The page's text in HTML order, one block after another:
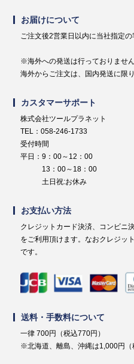
お届けについて
ご注文後2営業日以内に当社指定の
※海外への発送は行っておりません
海外からご注文は、国内発送に限
カスタマーサポート
株式会社ツールプラネット
TEL：058-246-1733
受付時間
平日：9：00～12：00
13：00～18：00
土日祝:お休み
お支払い方法
クレジットカード決済、コンビニ
をご利用頂けます。なおクレジッ
です。
送料・手数料について
一律 700円（税込770円）
※北海道、離島、沖縄は1,000円（